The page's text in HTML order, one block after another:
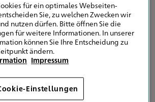
zu Strategien zur
von Nachhaltigkeitsrisiken in
werden
für ein optimales Webseiten-
Sie, zu welchen Zwecken wir
nutzen dürfen. Bitte öffnen Sie die
für weitere Informationen. In unserer
können Sie Ihre Entscheidung zu
ändern.
Impressum
Einstellungen